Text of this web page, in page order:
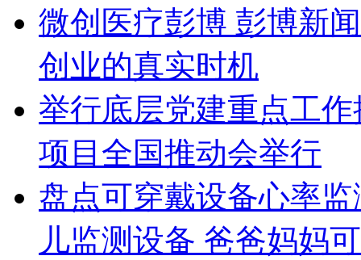
微创医疗彭博 彭博新
创业的真实时机
举行底层党建重点工
项目全国推动会举行
盘点可穿戴设备心率
儿监测设备 爸爸妈妈